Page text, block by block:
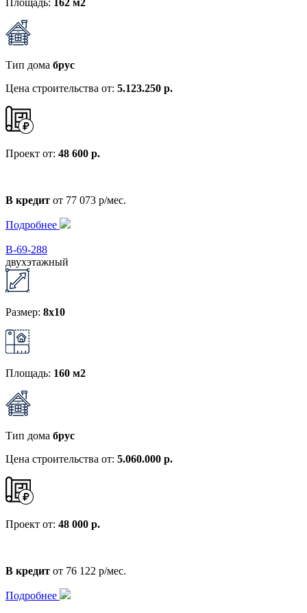
Тип дома брус
Цена строительства от: 5.123.250 р.
Проект от: 48 600 р.
В кредит от 77 073 р/мес.
Подробнее
В-69-288
двухэтажный
Размер: 8x10
Площадь: 160 м2
Тип дома брус
Цена строительства от: 5.060.000 р.
Проект от: 48 000 р.
В кредит от 76 122 р/мес.
Подробнее